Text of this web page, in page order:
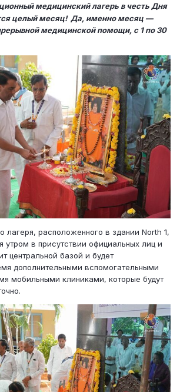
медицинский лагерь в честь Дня
целый месяц! Да, именно месяц —
медицинской помощи, с 1 по 30
лагеря, расположенного в здании North 1,
утром в присутствии официальных лиц и
центральной базой и будет
дополнительными вспомогательными
мобильными клиниками, которые будут